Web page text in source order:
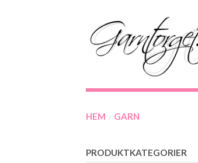
HEM / GARN
PRODUKTKATEGORIER